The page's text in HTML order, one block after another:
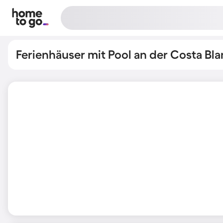
Ferienhäuser mit Pool an der Costa